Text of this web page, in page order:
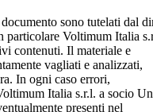
sono tutelati dal
Voltimum Italia
contenuti. Il materiale e
vagliati e analizzati,
In ogni caso errori,
Italia s.r.l. a socio
presenti nel